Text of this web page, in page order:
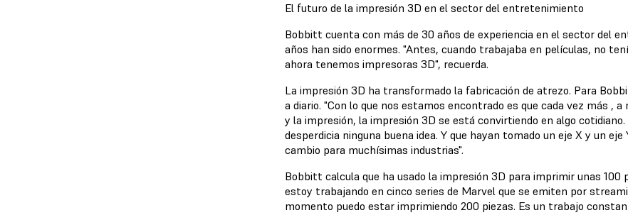
El futuro de la impresión 3D en el sector del entretenimiento
Bobbitt cuenta con más de 30 años de experiencia en el sector del
años han sido enormes. "Antes, cuando trabajaba en películas, no
ahora tenemos impresoras 3D", recuerda.
La impresión 3D ha transformado la fabricación de atrezo. Para
a diario. "Con lo que nos estamos encontrado es que cada vez más ,
y la impresión, la impresión 3D se está convirtiendo en algo
desperdicia ninguna buena idea. Y que hayan tomado un eje X y un
cambio para muchísimas industrias".
Bobbitt calcula que ha usado la impresión 3D para imprimir unas 100
estoy trabajando en cinco series de Marvel que se emiten por
momento puedo estar imprimiendo 200 piezas. Es un trabajo